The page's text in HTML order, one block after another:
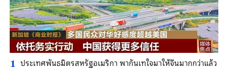
1 ประเทศพันธมิตรสหรัฐอเมริกา พากันเทใจมาให้จีนมากกว่าแล้ว